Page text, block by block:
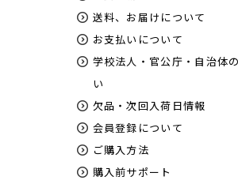
送料、お届けについて
お支払いについて
学校法人・官公庁・自治体
い
欠品・次回入荷日情報
会員登録について
ご購入方法
購入前サポート